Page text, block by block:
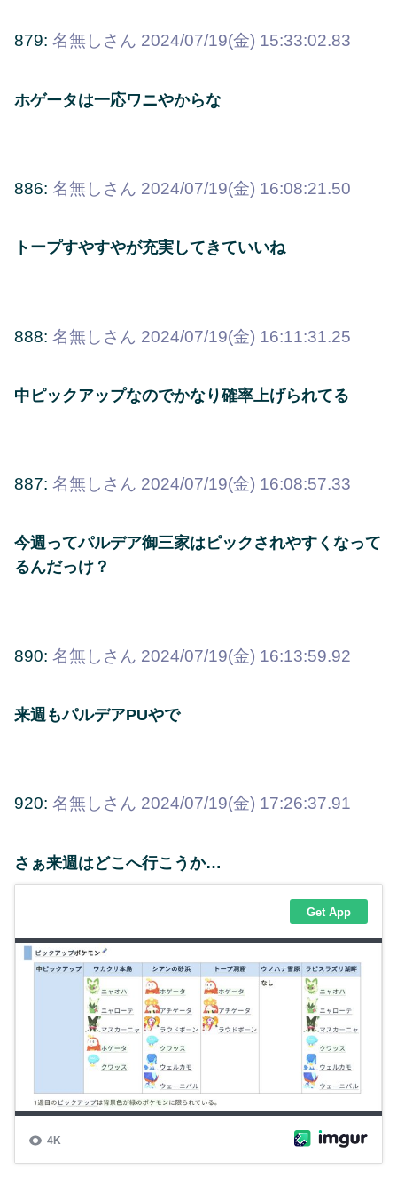
879: 名無しさん 2024/07/19(金) 15:33:02.83
ホゲータは一応ワニやからな
886: 名無しさん 2024/07/19(金) 16:08:21.50
トープすやすやが充実してきていいね
888: 名無しさん 2024/07/19(金) 16:11:31.25
中ピックアップなのでかなり確率上げられてる
887: 名無しさん 2024/07/19(金) 16:08:57.33
今週ってパルデア御三家はピックされやすくなって
るんだっけ？
890: 名無しさん 2024/07/19(金) 16:13:59.92
来週もパルデアPUやで
920: 名無しさん 2024/07/19(金) 17:26:37.91
さぁ来週はどこへ行こうか…